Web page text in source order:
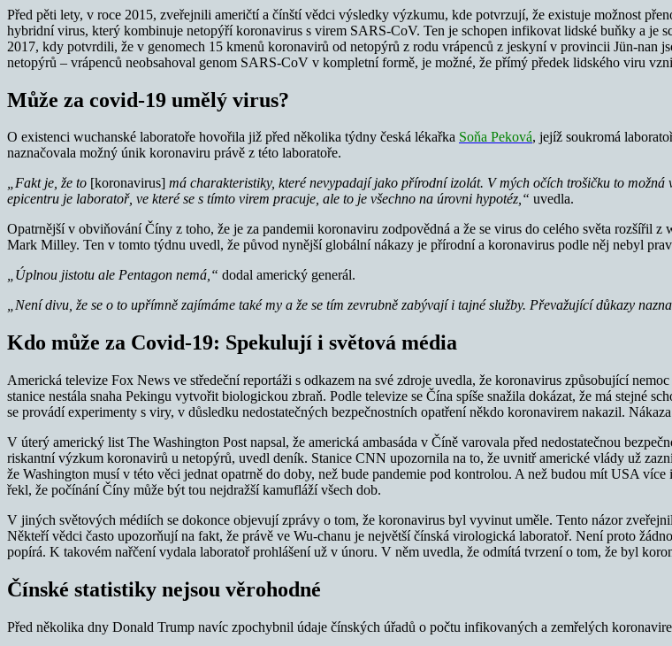
Před pěti lety, v roce 2015, zveřejnili američtí a čínští vědci výsledky výzkumu, kde potvrzují, že existuje možnost
hybridní virus, který kombinuje netopýří koronavirus s virem SARS-CoV. Ten je schopen infikovat lidské buňky a je
2017, kdy potvrdili, že v genomech 15 kmenů koronavirů od netopýrů z rodu vrápenců z jeskyní v provincii Jün-
netopýrů – vrápenců neobsahoval genom SARS-CoV v kompletní formě, je možné, že přímý předek lidského viru
Může za covid-19 umělý virus?
O existenci wuchanské laboratoře hovořila již před několika týdny česká lékařka Soňa Peková, jejíž soukromá
naznačovala možný únik koronaviru právě z této laboratoře.
„Fakt je, že to [koronavirus] má charakteristiky, které nevypadají jako přírodní izolát. V mých očích trošičku to
epicentru je laboratoř, ve které se s tímto virem pracuje, ale to je všechno na úrovni hypotéz,“ uvedla.
Opatrnější v obviňování Číny z toho, že je za pandemii koronaviru zodpovědná a že se virus do celého světa rozšířil
Mark Milley. Ten v tomto týdnu uvedl, že původ nynější globální nákazy je přírodní a koronavirus podle něj nebyl
„Úplnou jistotu ale Pentagon nemá,“ dodal americký generál.
„Není divu, že se o to upřímně zajímáme také my a že se tím zevrubně zabývají i tajné služby. Převažující důkazy
Kdo může za Covid-19: Spekulují i světová média
Americká televize Fox News ve středeční reportáži s odkazem na své zdroje uvedla, že koronavirus způsobující
stanice nestála snaha Pekingu vytvořit biologickou zbraň. Podle televize se Čína spíše snažila dokázat, že má
se provádí experimenty s viry, v důsledku nedostatečných bezpečnostních opatření někdo koronavirem nakazil.
V úterý americký list The Washington Post napsal, že americká ambasáda v Číně varovala před nedostatečnou
riskantní výzkum koronavirů u netopýrů, uvedl deník. Stanice CNN upozornila na to, že uvnitř americké vlády už
že Washington musí v této věci jednat opatrně do doby, než bude pandemie pod kontrolou. A než budou mít USA
řekl, že počínání Číny může být tou nejdražší kamufláží všech dob.
V jiných světových médiích se dokonce objevují zprávy o tom, že koronavirus byl vyvinut uměle. Tento názor
Někteří vědci často upozorňují na fakt, že právě ve Wu-chanu je největší čínská virologická laboratoř. Není proto
popírá. K takovém nařčení vydala laboratoř prohlášení už v únoru. V něm uvedla, že odmítá tvrzení o tom, že byl
Čínské statistiky nejsou věrohodné
Před několika dny Donald Trump navíc zpochybnil údaje čínských úřadů o počtu infikovaných a zemřelých